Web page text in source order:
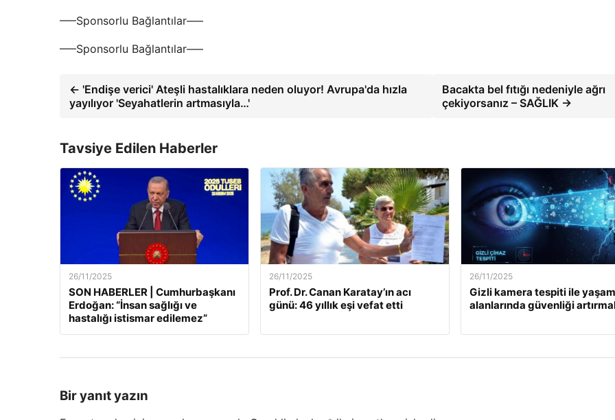
—–Sponsorlu Bağlantılar—–
—–Sponsorlu Bağlantılar—–
← 'Endişe verici' Ateşli hastalıklara neden oluyor! Avrupa'da hızla
yayılıyor 'Seyahatlerin artmasıyla…'
Bacakta bel fıtığı nedeniyle ağrı
çekiyorsanız – SAĞLIK →
Tavsiye Edilen Haberler
26/11/2025
SON HABERLER | Cumhurbaşkanı
Erdoğan: “İnsan sağlığı ve
hastalığı istismar edilemez”
26/11/2025
Prof. Dr. Canan Karatay’ın acı
günü: 46 yıllık eşi vefat etti
26/11/2025
Gizli kamera tespiti ile yaşam
alanlarında güvenliği
Bir yanıt yazın